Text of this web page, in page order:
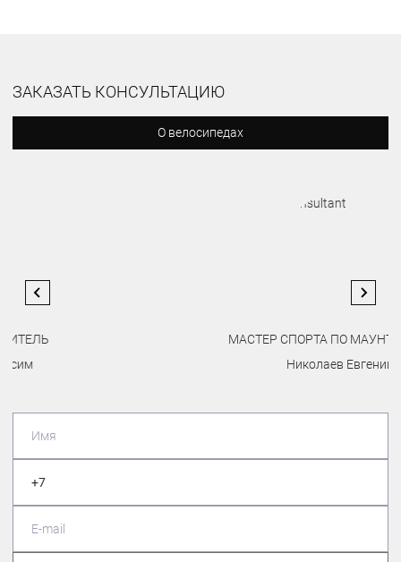
ЗАКАЗАТЬ КОНСУЛЬТАЦИЮ
О велосипедах
МАСТЕР СПОРТА ПО МАУНТИНБАЙКУ